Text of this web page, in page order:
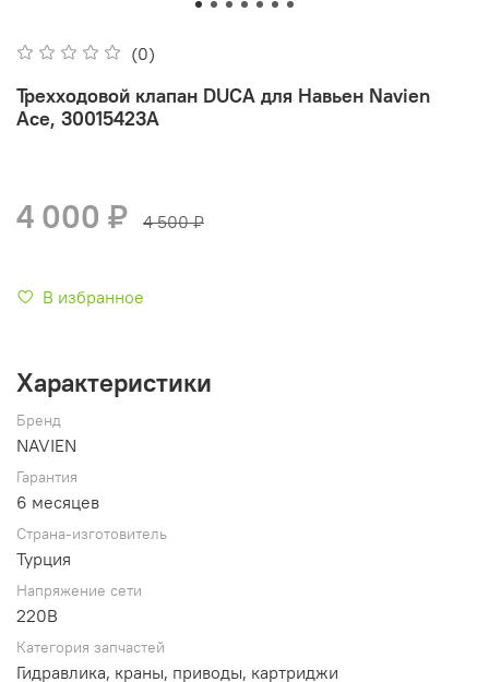
(0)
Трехходовой клапан DUCA для Навьен Navien
Ace, 30015423A
4 000 ₽ 4 500 ₽
В избранное
Характеристики
Бренд
NAVIEN
Гарантия
6 месяцев
Страна-изготовитель
Турция
Напряжение сети
220В
Категория запчастей
Гидравлика, краны, приводы, картриджи